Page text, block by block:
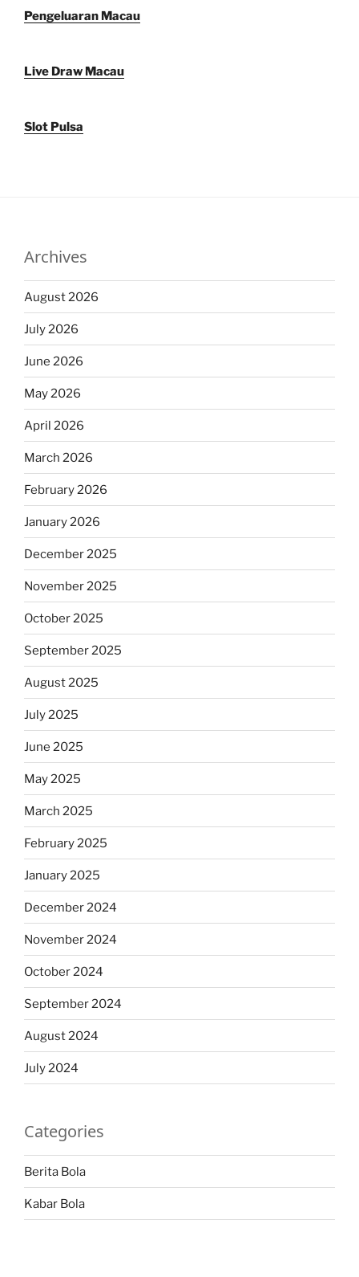
Pengeluaran Macau
Live Draw Macau
Slot Pulsa
Archives
August 2026
July 2026
June 2026
May 2026
April 2026
March 2026
February 2026
January 2026
December 2025
November 2025
October 2025
September 2025
August 2025
July 2025
June 2025
May 2025
March 2025
February 2025
January 2025
December 2024
November 2024
October 2024
September 2024
August 2024
July 2024
Categories
Berita Bola
Kabar Bola